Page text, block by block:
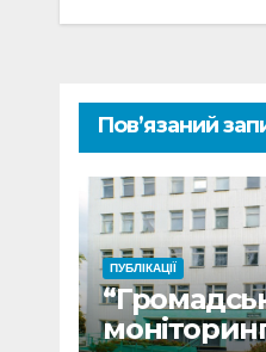
Пов’язаний
ПУБЛІКАЦІЇ